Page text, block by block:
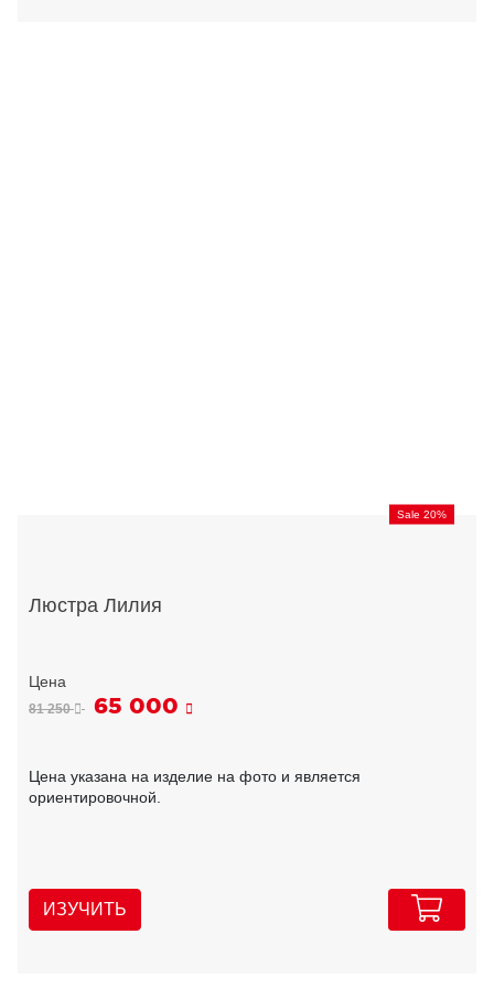
Sale 20%
Люстра Лилия
81 250 65 000
Цена указана на изделие на фото и является
ориентировочной.
ИЗУЧИТЬ